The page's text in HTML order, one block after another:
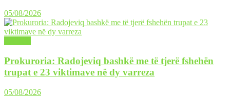
05/08/2026
Prokuroria: Radojeviq bashkë me të tjerë fshehën
trupat e 23 viktimave në dy varreza
05/08/2026